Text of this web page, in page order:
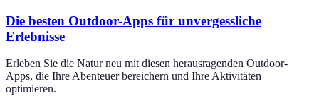
Die besten Outdoor-Apps für unvergessliche
Erlebnisse
Erleben Sie die Natur neu mit diesen herausragenden Outdoor-
Apps, die Ihre Abenteuer bereichern und Ihre Aktivitäten
optimieren.